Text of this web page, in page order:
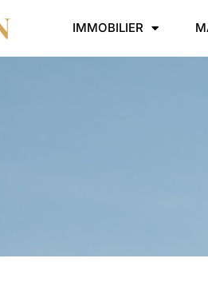
IMMOBILIER